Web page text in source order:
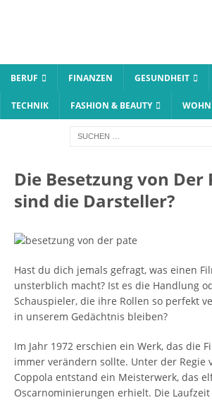
BERUF FINANZEN GESUNDHEIT
TECHNIK FASHION & BEAUTY
Die Besetzung von Der
sind die Darsteller?
Hast du dich jemals gefragt, was einen
unsterblich macht? Ist es die Handlung
Schauspieler, die ihre Rollen so perfekt
in unserem Gedächtnis bleiben?
Im Jahr 1972 erschien ein Werk, das die
immer verändern sollte. Unter der Regie
Coppola entstand ein Meisterwerk, das
Oscarnominierungen erhielt. Die